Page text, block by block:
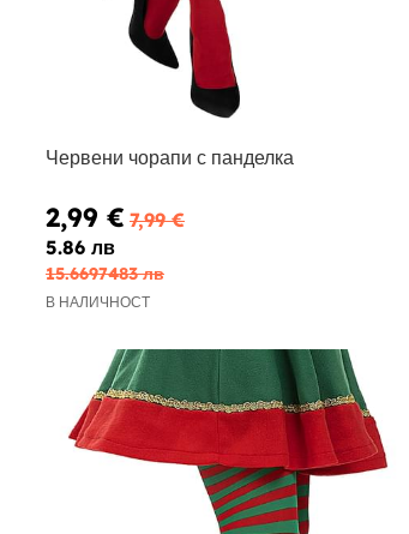
Червени чорапи с панделка
2,99 € 7,99 €
5.86 лв
15.6697483 лв
В НАЛИЧНОСТ